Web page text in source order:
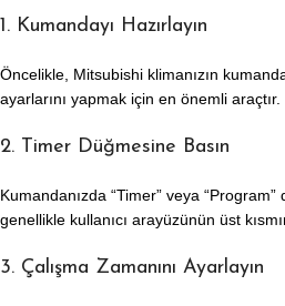
1. Kumandayı Hazırlayın
Öncelikle, Mitsubishi klimanızın
ayarlarını yapmak için en önemli araçtır.
2. Timer Düğmesine Basın
Kumandanızda “Timer” veya
genellikle kullanıcı arayüzünün üst
3. Çalışma Zamanını Ayarlayın